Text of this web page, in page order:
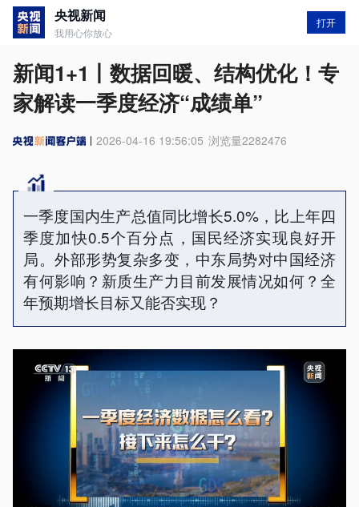
央视新闻
我用心你放心
打开
新闻1+1丨数据回暖、结构优化！专
家解读一季度经济“成绩单”
2026-04-16 19:56:05 浏览量2282476
一季度国内生产总值同比增长5.0%，比上年四
季度加快0.5个百分点，国民经济实现良好开
局。外部形势复杂多变，中东局势对中国经济
有何影响？新质生产力目前发展情况如何？全
年预期增长目标又能否实现？